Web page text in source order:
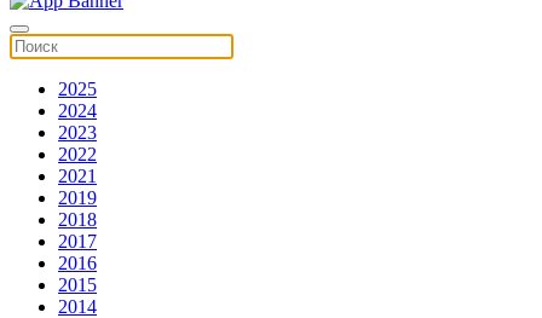
2025
2024
2023
2022
2021
2019
2018
2017
2016
2015
2014